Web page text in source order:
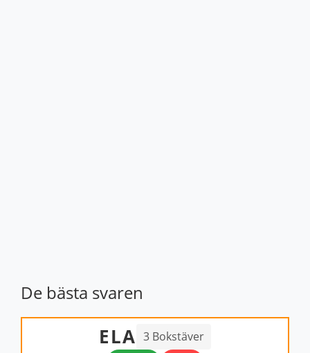
De bästa svaren
ELA 3 Bokstäver